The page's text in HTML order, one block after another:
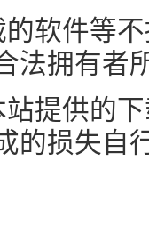
软件等
法拥有者
提供的
的损失自